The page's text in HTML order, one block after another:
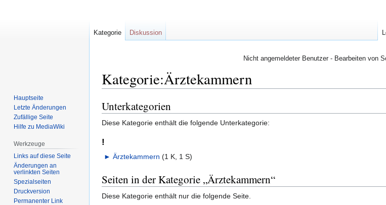
Nicht angemeldeter Benutzer - Bearbeiten von
Kategorie:Ärztekammern
Zur
Navigation
springen
Zur
Suche
springen
Unterkategorien
Diese Kategorie enthält die folgende Unterkategorie:
!
► Ärztekammern (1 K, 1 S)
Seiten in der Kategorie „Ärztekammern“
Diese Kategorie enthält nur die folgende Seite.
Kategorie Diskussion
Hauptseite
Letzte Änderungen
Zufällige Seite
Hilfe zu MediaWiki
Werkzeuge
Links auf diese Seite
Änderungen an
verlinkten Seiten
Spezialseiten
Druckversion
Permanenter Link